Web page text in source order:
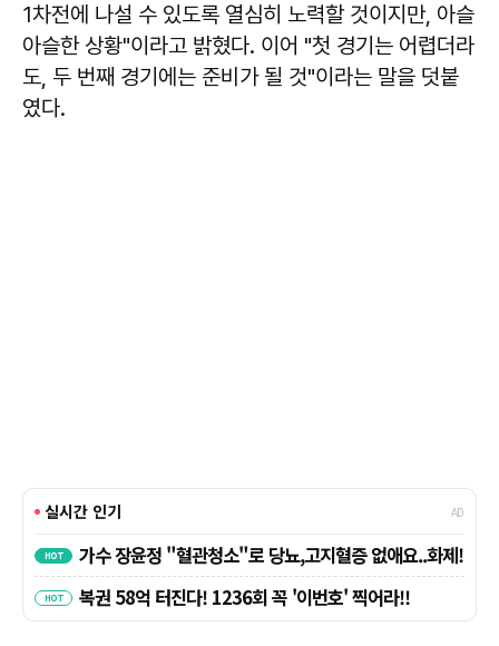
1차전에 나설 수 있도록 열심히 노력할 것이지만, 아슬
아슬한 상황"이라고 밝혔다. 이어 "첫 경기는 어렵더라
도, 두 번째 경기에는 준비가 될 것"이라는 말을 덧붙
였다.